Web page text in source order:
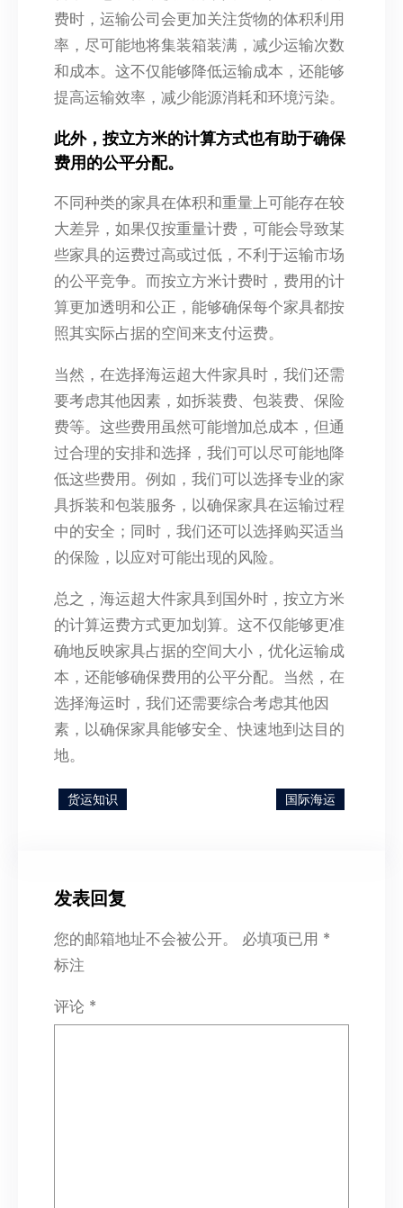
费时，运输公司会更加关注货物的体积利用
率，尽可能地将集装箱装满，减少运输次数
和成本。这不仅能够降低运输成本，还能够
提高运输效率，减少能源消耗和环境污染。
此外，按立方米的计算方式也有助于确保
费用的公平分配。
不同种类的家具在体积和重量上可能存在较
大差异，如果仅按重量计费，可能会导致某
些家具的运费过高或过低，不利于运输市场
的公平竞争。而按立方米计费时，费用的计
算更加透明和公正，能够确保每个家具都按
照其实际占据的空间来支付运费。
当然，在选择海运超大件家具时，我们还需
要考虑其他因素，如拆装费、包装费、保险
费等。这些费用虽然可能增加总成本，但通
过合理的安排和选择，我们可以尽可能地降
低这些费用。例如，我们可以选择专业的家
具拆装和包装服务，以确保家具在运输过程
中的安全；同时，我们还可以选择购买适当
的保险，以应对可能出现的风险。
总之，海运超大件家具到国外时，按立方米
的计算运费方式更加划算。这不仅能够更准
确地反映家具占据的空间大小，优化运输成
本，还能够确保费用的公平分配。当然，在
选择海运时，我们还需要综合考虑其他因
素，以确保家具能够安全、快速地到达目的
地。
货运知识 国际海运
发表回复
您的邮箱地址不会被公开。 必填项已用 *
标注
评论 *